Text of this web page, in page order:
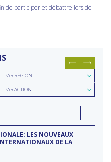
de participer et débattre lors de
par
région
PAR RÉGION
parPAR ACTION
LES NOUVEAUX
DE LA